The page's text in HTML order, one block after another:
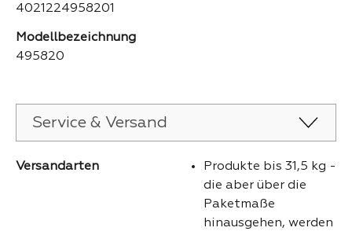
4021224958201
Modellbezeichnung
495820
Service & Versand
Versandarten
Produkte bis 31,5 kg -
die aber über die
Paketmaße
hinausgehen, werden